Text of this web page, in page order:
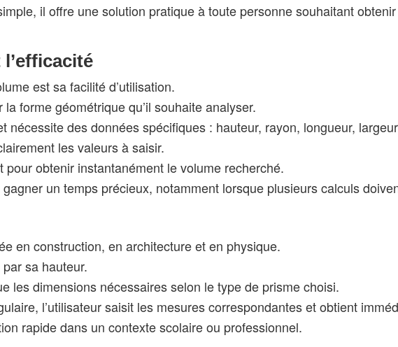
il offre une solution pratique à toute personne souhaitant
est sa facilité d’utilisation.
forme géométrique qu’il souhaite analyser.
des données spécifiques : hauteur, rayon, longueur,
les valeurs à saisir.
obtenir instantanément le volume recherché.
un temps précieux, notamment lorsque plusieurs calculs
en construction, en architecture et en physique.
sa hauteur.
les dimensions nécessaires selon le type de prisme choisi.
l’utilisateur saisit les mesures correspondantes et obtient
rapide dans un contexte scolaire ou professionnel.